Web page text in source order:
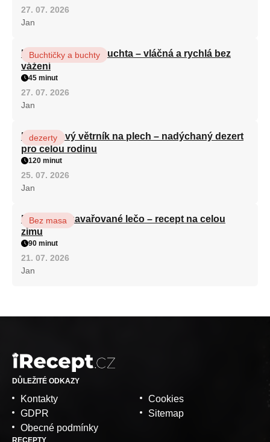
27. 07. 2026
Jan
Hrnková maková buchta – vláčná a rychlá bez
vážení
Buchtičky a buchty
45 minut
27. 07. 2026
Jan
Karamelový větrník na plech – nadýchaný dezert
pro celou rodinu
dezerty
120 minut
25. 07. 2026
Jan
Babiččino zavařované lečo – recept na celou
zimu
Bez masa
90 minut
21. 07. 2026
Jan
DŮLEŽITÉ ODKAZY
Kontakty
GDPR
Obecné podmínky
Cookies
Sitemap
RECEPTY